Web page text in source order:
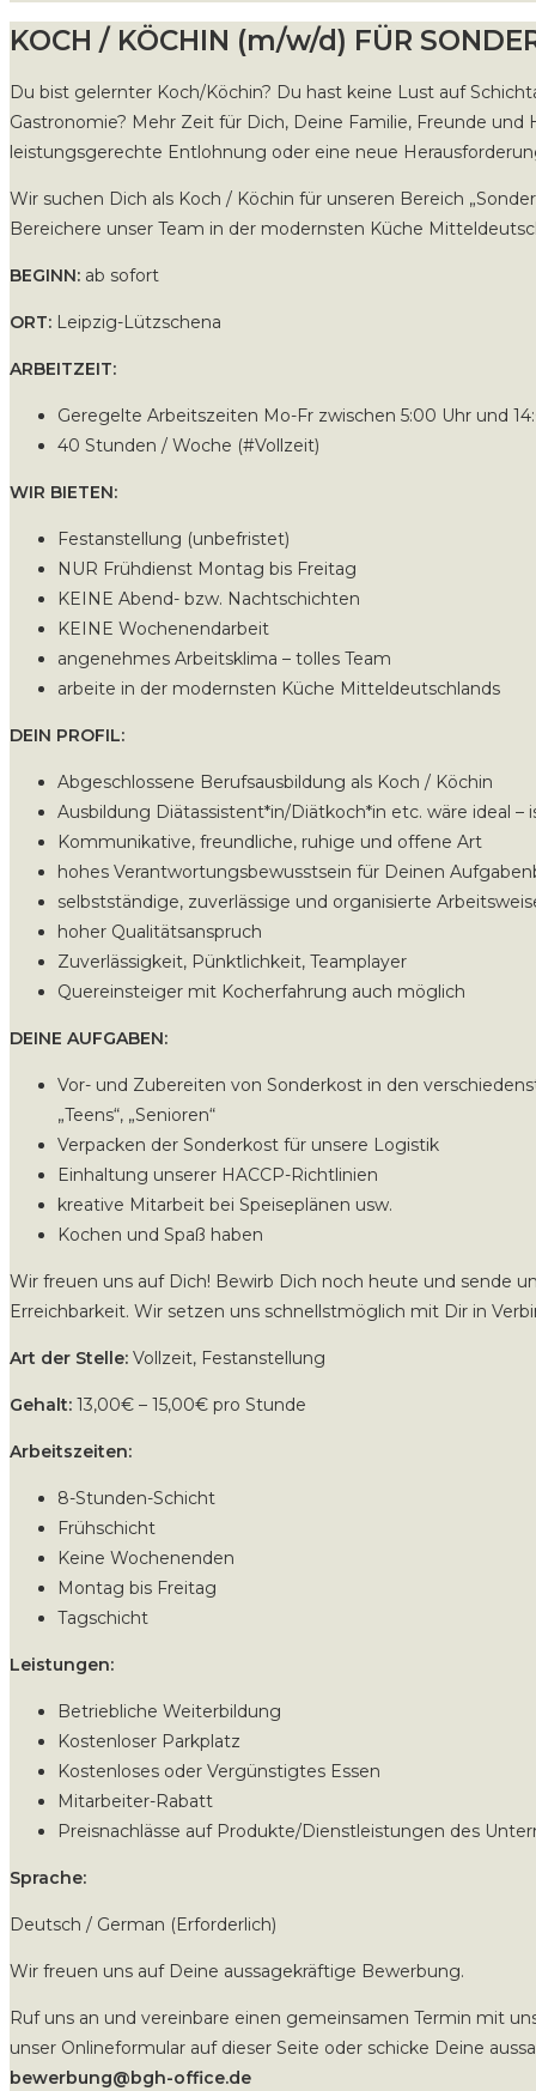
KOCH / KÖCHIN (m/w/d) FÜR
Du bist gelernter Koch/Köchin? Du hast keine Lust auf
Gastronomie? Mehr Zeit für Dich, Deine Familie, Freunde
leistungsgerechte Entlohnung oder eine neue
Wir suchen Dich als Koch / Köchin für unseren Bereich
Bereichere unser Team in der modernsten Küche
BEGINN: ab sofort
ORT: Leipzig-Lützschena
ARBEITZEIT:
Geregelte Arbeitszeiten Mo-Fr zwischen 5:00 Uhr und
40 Stunden / Woche (#Vollzeit)
WIR BIETEN:
Festanstellung (unbefristet)
NUR Frühdienst Montag bis Freitag
KEINE Abend- bzw. Nachtschichten
KEINE Wochenendarbeit
angenehmes Arbeitsklima – tolles Team
arbeite in der modernsten Küche Mitteldeutschlands
DEIN PROFIL:
Abgeschlossene Berufsausbildung als Koch / Köchin
Ausbildung Diätassistent*in/Diätkoch*in etc. wäre ideal –
Kommunikative, freundliche, ruhige und offene Art
hohes Verantwortungsbewusstsein für Deinen
selbstständige, zuverlässige und organisierte
hoher Qualitätsanspruch
Zuverlässigkeit, Pünktlichkeit, Teamplayer
Quereinsteiger mit Kocherfahrung auch möglich
DEINE AUFGABEN:
Vor- und Zubereiten von Sonderkost in den
„Teens“, „Senioren“
Verpacken der Sonderkost für unsere Logistik
Einhaltung unserer HACCP-Richtlinien
kreative Mitarbeit bei Speiseplänen usw.
Kochen und Spaß haben
Wir freuen uns auf Dich! Bewirb Dich noch heute und sende
Erreichbarkeit. Wir setzen uns schnellstmöglich mit Dir in
Art der Stelle: Vollzeit, Festanstellung
Gehalt: 13,00€ – 15,00€ pro Stunde
Arbeitszeiten:
8-Stunden-Schicht
Frühschicht
Keine Wochenenden
Montag bis Freitag
Tagschicht
Leistungen:
Betriebliche Weiterbildung
Kostenloser Parkplatz
Kostenloses oder Vergünstigtes Essen
Mitarbeiter-Rabatt
Preisnachlässe auf Produkte/Dienstleistungen des
Sprache:
Deutsch / German (Erforderlich)
Wir freuen uns auf Deine aussagekräftige Bewerbung.
Ruf uns an und vereinbare einen gemeinsamen Termin mit
unser Onlineformular auf dieser Seite oder schicke Deine
bewerbung@bgh-office.de